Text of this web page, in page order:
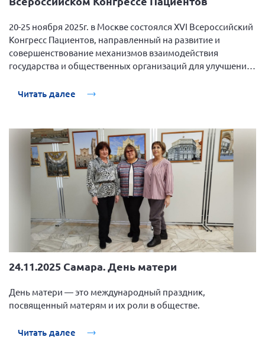
20-25 ноября 2025г. в Москве состоялся ХVI Всероссийский
Конгресс Пациентов, направленный на развитие и
совершенствование механизмов взаимодействия
государства и общественных организаций для улучшения
Читать далее
24.11.2025 Самара. День матери
День матери — это международный праздник,
посвященный матерям и их роли в обществе.
Читать далее